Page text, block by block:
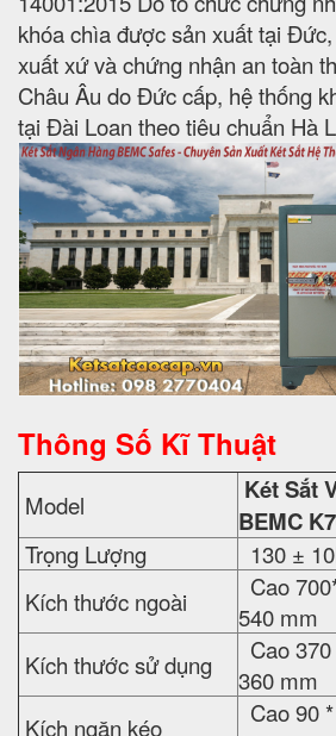
khóa chìa được sản xuất tại
xuất xứ và chứng nhận an toàn
Châu Âu do Đức cấp, hệ thống
tại Đài Loan theo tiêu chuẩn Hà
Thông Số Kĩ Thuật
Model
Két Sắt
BEMC
Trọng Lượng
130 ±
Kích thước ngoài
Cao
540 mm
Kích thước sử dụng
Cao
360 mm
Kích ngăn kéo
Cao 90